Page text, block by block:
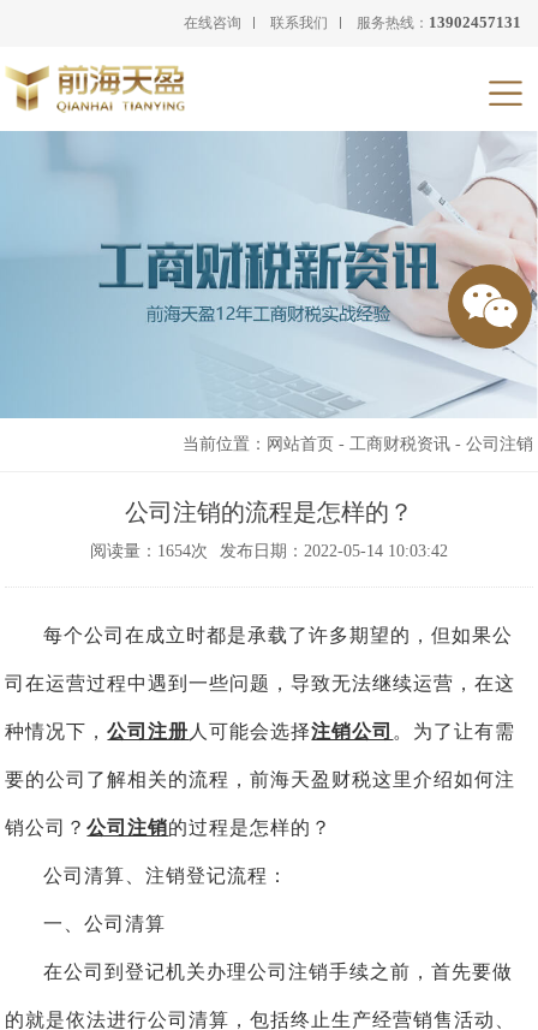
在线咨询 联系我们 服务热线： 13902457131
当前位置： 网站首页 - 工商财税资讯- 公司注销
公司注销的流程是怎样的？
阅读量：1654次 发布日期：2022-05-14 10:03:42
每个公司在成立时都是承载了许多期望的，但如果公
司在运营过程中遇到一些问题，导致无法继续运营，在这
种情况下，公司注册 人可能会选择注销公司 。为了让有需
要的公司了解相关的流程，前海天盈财税这里介绍如何注
销公司？公司注销的过程是怎样的？
公司清算、注销登记流程：
一、公司清算
在公司到登记机关办理公司注销手续之前，首先要做
的就是依法进行公司清算，包括终止生产经营销售活动、